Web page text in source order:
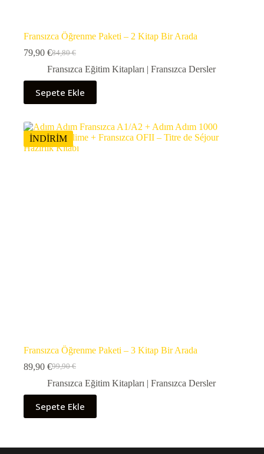
Fransızca Öğrenme Paketi – 2 Kitap Bir Arada
84,80€
Orijinal
fiyat:
84,80 €.
79,90 €Şu
andaki
fiyat:
79,90 €.
Fransızca Eğitim Kitapları | Fransızca Dersler
Sepete Ekle
İNDİRİM
Fransızca Öğrenme Paketi – 3 Kitap Bir Arada
99,90€
Orijinal
fiyat:
89,90 €Şu
andaki
89,90 €.
Fransızca Eğitim Kitapları | Fransızca Dersler
Sepete Ekle